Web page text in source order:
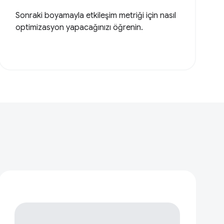
Sonraki boyamayla etkileşim metriği için nasıl
optimizasyon yapacağınızı öğrenin.